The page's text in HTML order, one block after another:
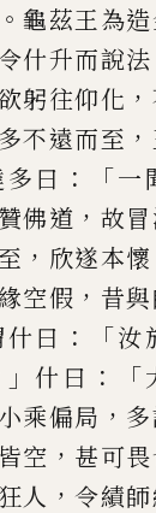
。龜茲王為
什升而說法
躬往仰化 ，
不遠而至 ，
多曰 ：「一
佛道 ， 故冒
， 欣遂本懷
空假 ， 昔
曰 ：「汝
什曰 ：「
小乘偏局 ， 多
空 ， 甚可
人 ，令績